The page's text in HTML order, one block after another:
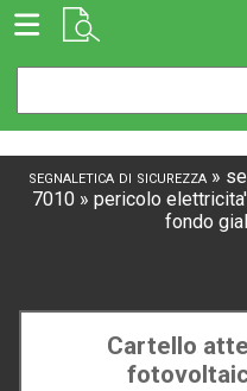
segnaletica di sicurezza »
7010 » pericolo
fondo
Cartello